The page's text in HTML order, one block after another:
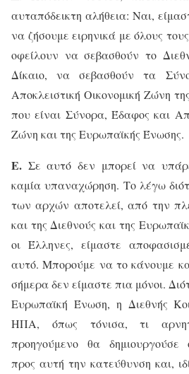
αυταπόδεικτη αλήθεια: Ναι,
να ζήσουμε ειρηνικά με όλους
οφείλουν να σεβασθούν το
Δίκαιο, να σεβασθούν τα
Αποκλειστική Οικονομική Ζώνη
που είναι Σύνορα, Έδαφος και
Ζώνη και της Ευρωπαϊκής Ένωσης.
Ε. Σε αυτό δεν μπορεί να
καμία υπαναχώρηση. Το λέγω
των αρχών αποτελεί, από την
και της Διεθνούς και της
οι Έλληνες, είμαστε
αυτό. Μπορούμε να το κάνουμε
σήμερα δεν είμαστε πια μόνοι.
Ευρωπαϊκή Ένωση, η Διεθνής
ΗΠΑ, όπως τόνισα, τι
προηγούμενο θα δημιουργούσε
προς αυτή την κατεύθυνση και,